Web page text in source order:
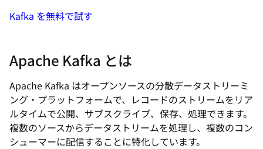
Kafka を無料で試す
Apache Kafka とは
Apache Kafka はオープンソースの分散データストリーミ
ング・プラットフォームで、レコードのストリームをリア
ルタイムで公開、サブスクライブ、保存、処理できます。
複数のソースからデータストリームを処理し、複数のコン
シューマーに配信することに特化しています。